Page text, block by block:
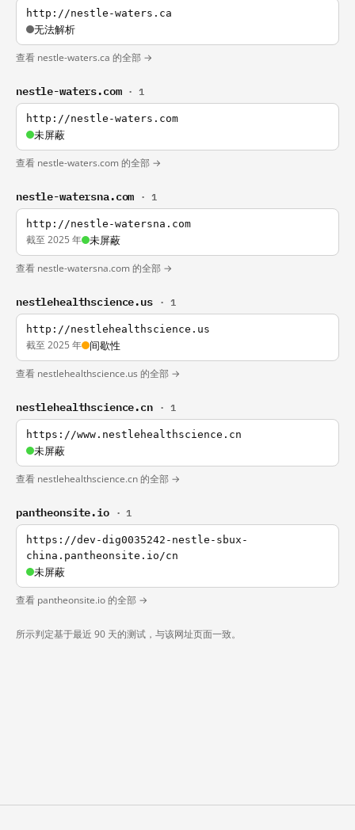
http://nestle-waters.ca
无法解析
查看 nestle-waters.ca 的全部 →
nestle-waters.com · 1
http://nestle-waters.com
未屏蔽
查看 nestle-waters.com 的全部 →
nestle-watersna.com · 1
http://nestle-watersna.com
截至 2025 年 未屏蔽
查看 nestle-watersna.com 的全部 →
nestlehealthscience.us · 1
http://nestlehealthscience.us
截至 2025 年 间歇性
查看 nestlehealthscience.us 的全部 →
nestlehealthscience.cn · 1
https://www.nestlehealthscience.cn
未屏蔽
查看 nestlehealthscience.cn 的全部 →
pantheonsite.io · 1
https://dev-dig0035242-nestle-sbux-
china.pantheonsite.io/cn
未屏蔽
查看 pantheonsite.io 的全部 →
所示判定基于最近 90 天的测试，与该网址页面一致。